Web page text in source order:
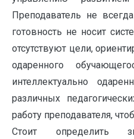
Преподаватель не
готовность не носит
отсутствуют цели,
одаренного
интеллектуально
различных
работу преподавателя,
Стоит определить